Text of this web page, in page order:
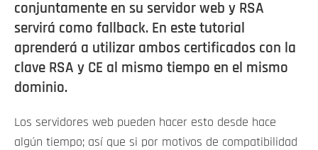
conjuntamente en su servidor web y RSA
servirá como fallback. En este tutorial
aprenderá a utilizar ambos certificados con la
clave RSA y CE al mismo tiempo en el mismo
dominio.
Los servidores web pueden hacer esto desde hace
algún tiempo; así que si por motivos de compatibilidad